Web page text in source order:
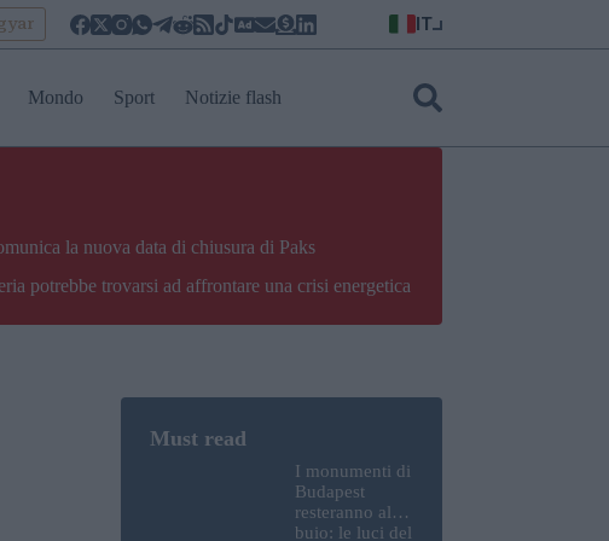
IT
Mondo Sport Notizie flash
la nuova data di chiusura di Paks
potrebbe trovarsi ad affrontare una crisi energetica
I monumenti di
Budapest
resteranno al
buio: le luci del